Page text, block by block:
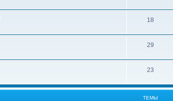
18
29
23
ТЕМЫ